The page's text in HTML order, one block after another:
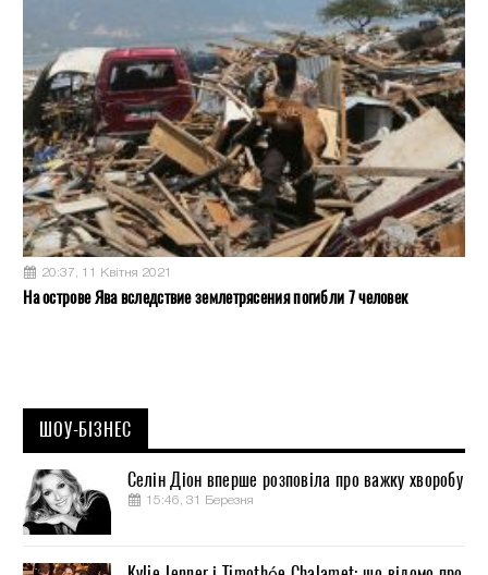
20:37, 11 Квітня 2021
На острове Ява вследствие землетрясения погибли 7 человек
ШОУ-БІЗНЕС
Селін Діон вперше розповіла про важку хворобу
15:46, 31 Березня